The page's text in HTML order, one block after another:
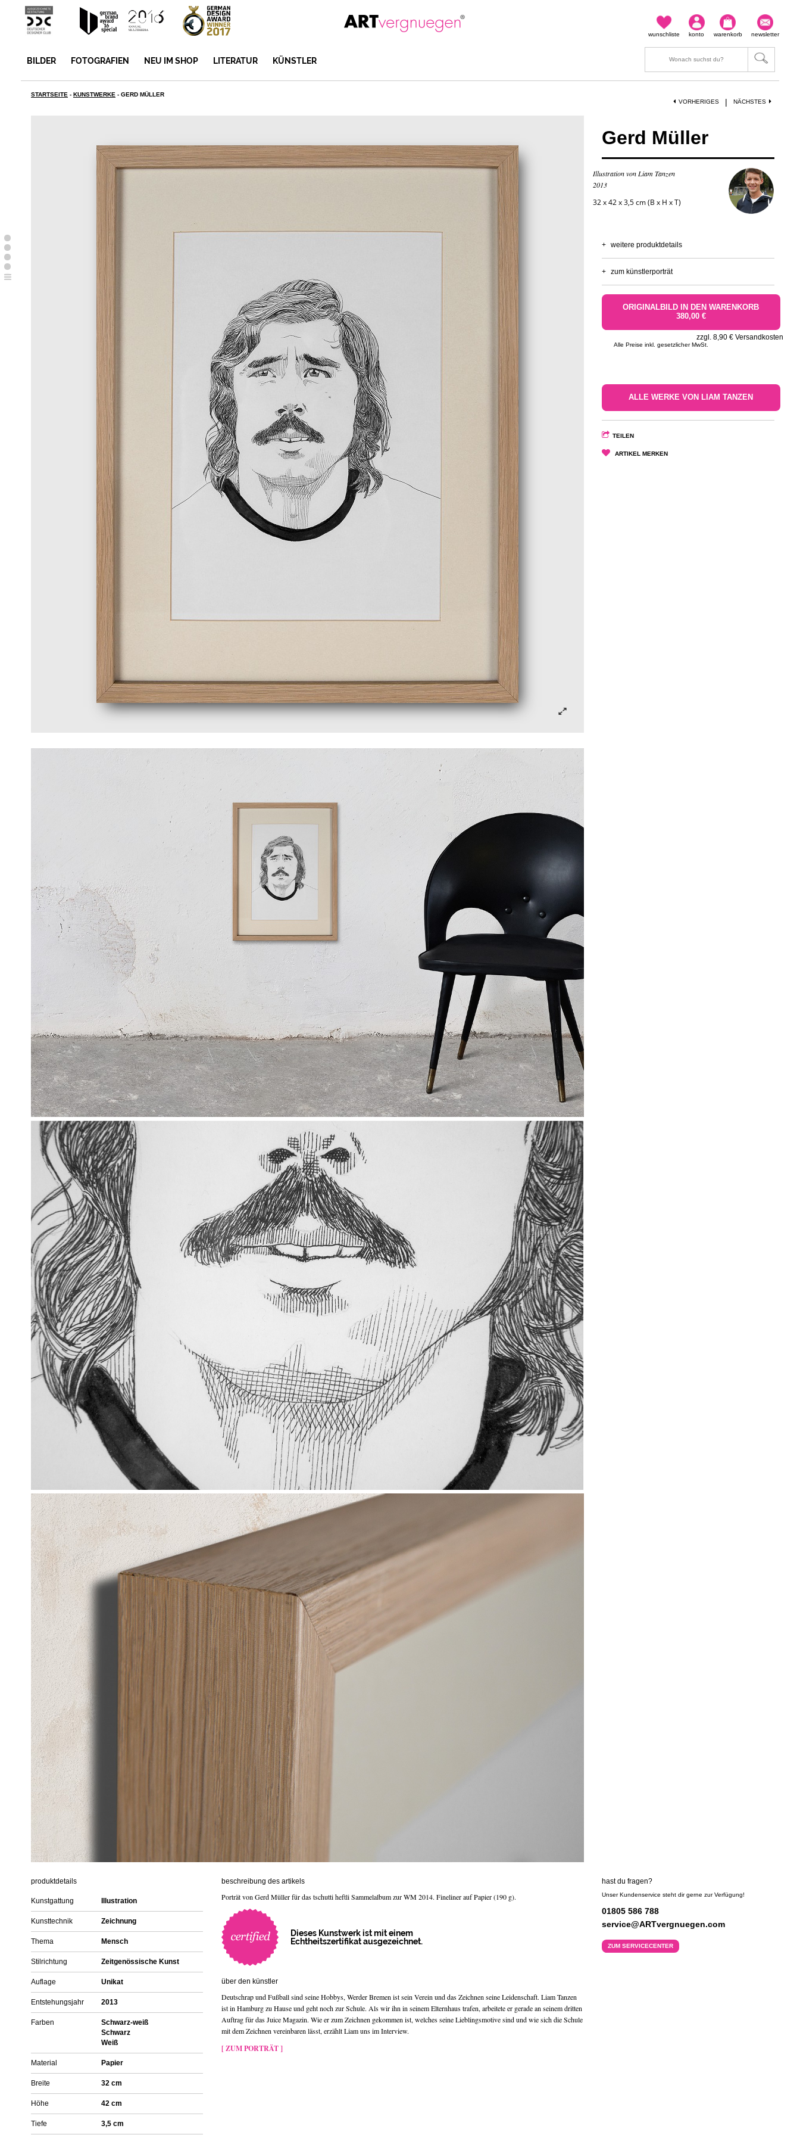
newsletter
warenkorb
konto
wunschliste
BILDER FOTOGRAFIEN NEU IM SHOP LITERATUR KÜNSTLER
STARTSEITE - KUNSTWERKE - GERD MÜLLER
NÄCHSTES
|
VORHERIGES
Gerd Müller
Illustration von Liam Tanzen
2013
32 x 42 x 3,5 cm (B x H x T)
+ weitere produktdetails
+ zum künstlerporträt
ORIGINALBILD IN DEN WARENKORB
380,00 €
zzgl. 8,90 € Versandkosten
Alle Preise inkl. gesetzlicher MwSt.
ALLE WERKE VON LIAM TANZEN
TEILEN
ARTIKEL MERKEN
produktdetails
Kunstgattung Illustration
Kunsttechnik Zeichnung
Thema Mensch
Stilrichtung Zeitgenössische Kunst
Auflage Unikat
Entstehungsjahr 2013
Farben
Schwarz-weiß
Schwarz
Weiß
Material Papier
Breite 32 cm
Höhe 42 cm
Tiefe 3,5 cm
beschreibung des artikels
Porträt von Gerd Müller für das tschutti heftli Sammelalbum zur WM 2014. Fineliner auf Papier (190 g).
Dieses Kunstwerk ist mit einem
Echtheitszertifikat ausgezeichnet.
über den künstler
Deutschrap und Fußball sind seine Hobbys, Werder Bremen ist sein Verein und das Zeichnen seine Leidenschaft. Liam Tanzen
ist in Hamburg zu Hause und geht noch zur Schule. Als wir ihn in seinem Elternhaus trafen, arbeitete er gerade an seinem dritten
Auftrag für das Juice Magazin. Wie er zum Zeichnen gekommen ist, welches seine Lieblingsmotive sind und wie sich die Schule
mit dem Zeichnen vereinbaren lässt, erzählt Liam uns im Interview.
[ ZUM PORTRÄT ]
hast du fragen?
Unser Kundenservice steht dir gerne zur Verfügung!
01805 586 788
service@ARTvergnuegen.com
ZUM SERVICECENTER